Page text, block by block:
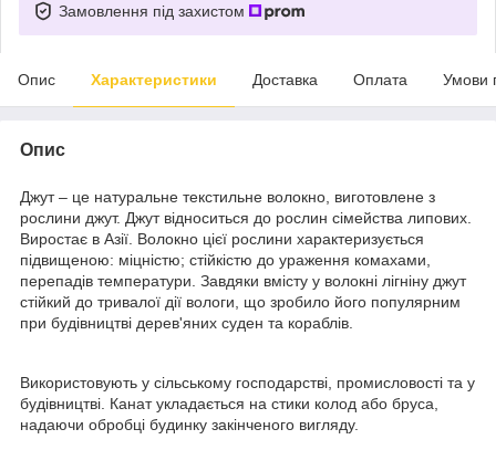
Замовлення під захистом
Опис Характеристики Доставка Оплата Умови
Опис
Джут – це натуральне текстильне волокно, виготовлене з
рослини джут. Джут відноситься до рослин сімейства липових.
Виростає в Азії. Волокно цієї рослини характеризується
підвищеною: міцністю; стійкістю до ураження комахами,
перепадів температури. Завдяки вмісту у волокні лігніну джут
стійкий до тривалої дії вологи, що зробило його популярним
при будівництві дерев'яних суден та кораблів.
Використовують у сільському господарстві, промисловості та у
будівництві. Канат укладається на стики колод або бруса,
надаючи обробці будинку закінченого вигляду.